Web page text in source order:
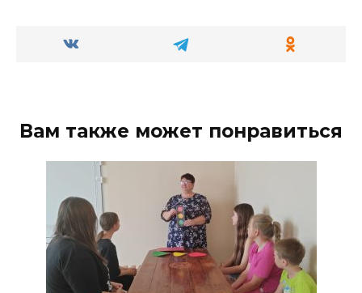
Вам также может понравиться